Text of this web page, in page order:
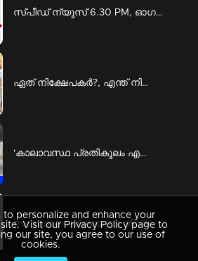
സ്പീഡ് ന്യൂസ് 6.30 PM, ഓഗസ്റ്റ് 05, 2026 | Speed News
ഏത് നിക്ഷേപകര്‍?, എന്ത് നിക്ഷേപം?; പ്രതിപക്ഷ വിമര്‍ശനത്തില്‍ കഴമ്പുണ്ടോ ? | Ningal Parayu
'കാലാവസ്ഥ പ്രതികൂലം എന്നാണ് ഉദ്ദേശിച്ചത്'; വിശദീകരണവുമായി മുരളീധരന്‍ | Latest News
സംസ്ഥാനത്ത് മഴയുടെ തീവ്രത കുറഞ്ഞു; ശനിയാഴ്ച വരെ ഒറ്റപ്പെട്ട കനത്തമഴയ്ക്ക് സാധ്യത | Breaking News
to personalize and enhance your
Visit our Privacy Policy page to
our site, you agree to our use of
cookies.